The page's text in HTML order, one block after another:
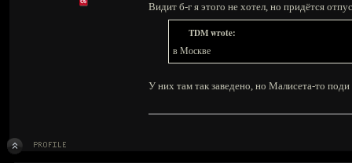
Видит б-г я этого не хотел, но придётся
TDM wrote:
в Москве
У них там так заведено, но Малисета-то